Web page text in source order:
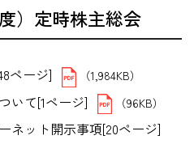
）定時株主総会
ページ] （1,984KB）
いて[1ページ] （96KB）
ネット開示事項[20ページ]